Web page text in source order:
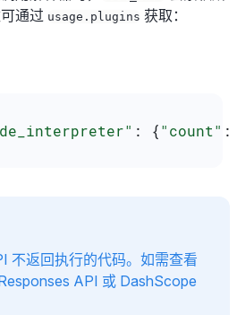
通过 usage.plugins 获取：
: {"count"
不返回执行的代码。如需查看
API 或 DashScope